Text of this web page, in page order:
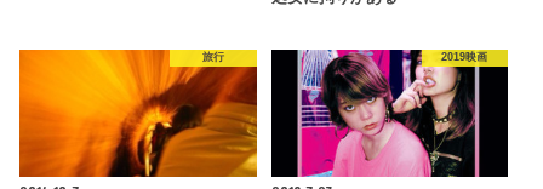
旅行 2019映画